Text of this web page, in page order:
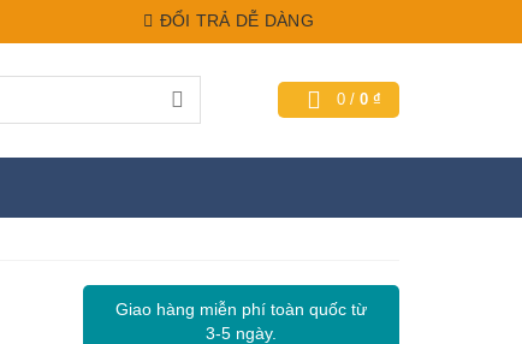
ĐỔI TRẢ DỄ DÀNG
0 / 0 ₫
Giao hàng miễn phí toàn quốc từ
3-5 ngày.